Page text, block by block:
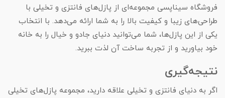
فروشگاه سیناپسی مجموعه‌ای از پازل‌های فانتزی و تخیلی با
طراحی‌های زیبا و کیفیت بالا را به شما ارائه می‌دهد. با انتخاب
یکی از این پازل‌ها، شما می‌توانید دنیای جادو و خیال را به خانه
خود بیاورید و از تجربه ساخت آن لذت ببرید.
نتیجه‌گیری
اگر به دنیای فانتزی و تخیلی علاقه دارید، مجموعه پازل‌های تخیلی